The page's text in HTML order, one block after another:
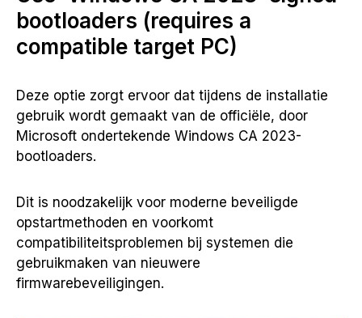
bootloaders (requires a
compatible target PC)
Deze optie zorgt ervoor dat tijdens de installatie
gebruik wordt gemaakt van de officiële, door
Microsoft ondertekende Windows CA 2023-
bootloaders.
Dit is noodzakelijk voor moderne beveiligde
opstartmethoden en voorkomt
compatibiliteitsproblemen bij systemen die
gebruikmaken van nieuwere
firmwarebeveiligingen.